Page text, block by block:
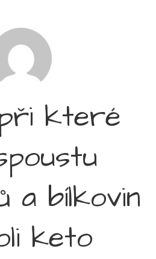
které
a bílkovin
keto